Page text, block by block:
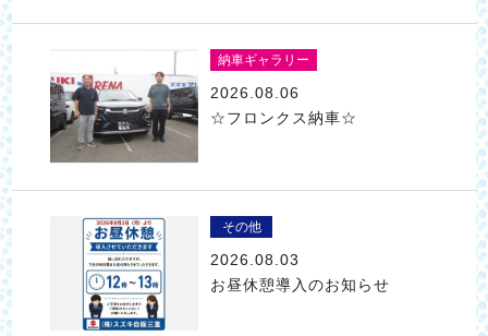
納車ギャラリー
2026.08.06
☆フロンクス納車☆
その他
2026.08.03
お昼休憩導入のお知らせ